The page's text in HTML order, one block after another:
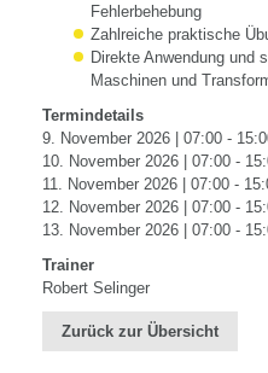
Fehlerbehebung
Zahlreiche praktische
Direkte Anwendung und
Maschinen und
Termindetails
9. November 2026 | 07:00 -
10. November 2026 | 07:00 -
11. November 2026 | 07:00 -
12. November 2026 | 07:00 -
13. November 2026 | 07:00 -
Trainer
Robert Selinger
Zurück zur Übersicht